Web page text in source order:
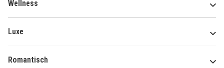
Wellness
Luxe
Romantisch